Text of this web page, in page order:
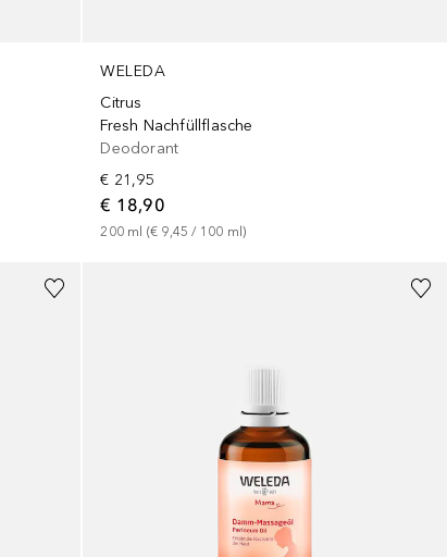
WELEDA
Citrus
Fresh Nachfüllflasche
Deodorant
€ 21,95
€ 18,90
200 ml (€ 9,45 / 100 ml)